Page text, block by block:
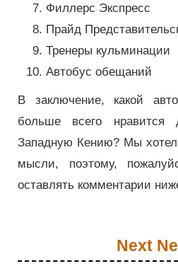
Филлерс Экспресс
Прайд
Тренеры кульминации
Автобус обещаний
В заключение, какой
больше всего нравится
Западную Кению? Мы
мысли, поэтому,
оставлять комментарии
Next